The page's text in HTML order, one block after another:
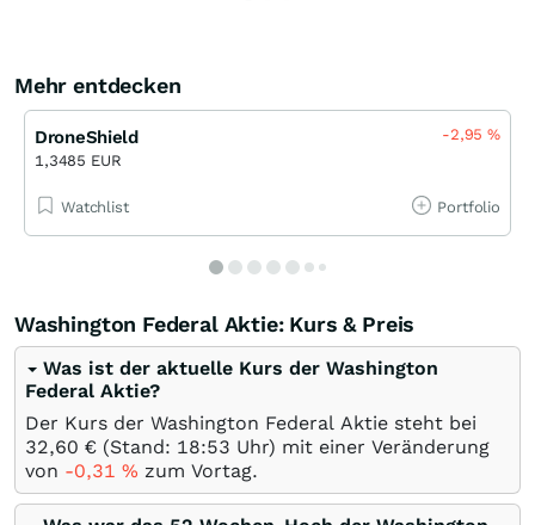
Mehr entdecken
DroneShield
1,3485 EUR
-2,95%
Watchlist Portfolio
Washington Federal Aktie: Kurs & Preis
Was ist der aktuelle Kurs der Washington
Federal Aktie?
Der Kurs der Washington Federal Aktie steht bei
32,60 € (Stand: 18:53 Uhr) mit einer Veränderung
von -0,31 % zum Vortag.